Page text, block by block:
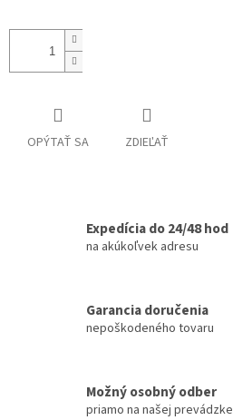
OPÝTAŤ SA ZDIEĽAŤ
Expedícia do 24/48 hod
na akúkoľvek adresu
Garancia doručenia
nepoškodeného tovaru
Možný osobný odber
priamo na našej prevádzke